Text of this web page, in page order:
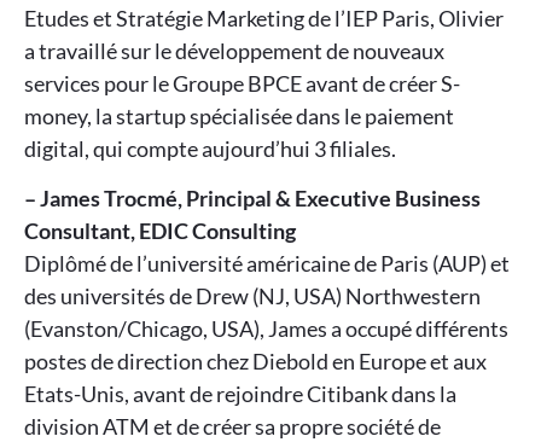
Etudes et Stratégie Marketing de l’IEP Paris, Olivier
a travaillé sur le développement de nouveaux
services pour le Groupe BPCE avant de créer S-
money, la startup spécialisée dans le paiement
digital, qui compte aujourd’hui 3 filiales.
– James Trocmé, Principal & Executive Business
Consultant, EDIC Consulting
Diplômé de l’université américaine de Paris (AUP) et
des universités de Drew (NJ, USA) Northwestern
(Evanston/Chicago, USA), James a occupé différents
postes de direction chez Diebold en Europe et aux
Etats-Unis, avant de rejoindre Citibank dans la
division ATM et de créer sa propre société de